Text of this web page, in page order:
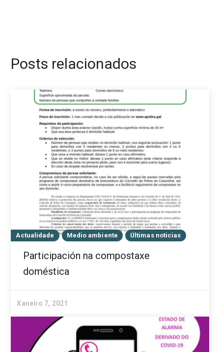
Posts relacionados
Actualidade Medio ambiente Últimas noticias
Participación na compostaxe
doméstica
Xaneiro 7, 2021